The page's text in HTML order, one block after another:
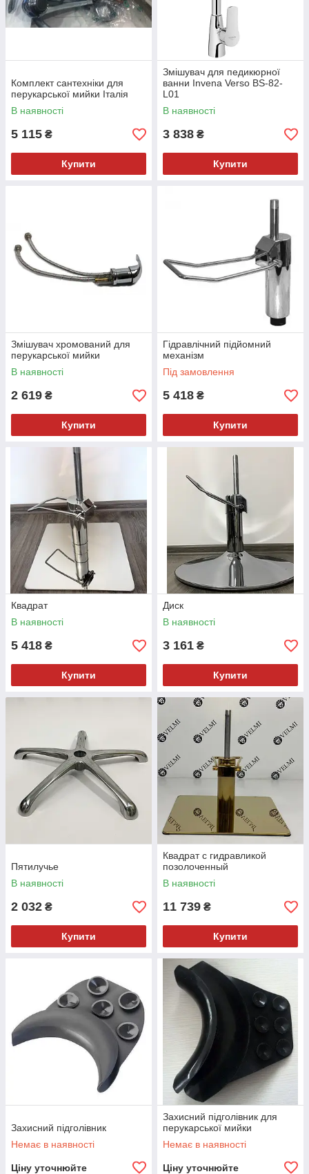
Комплект сантехніки для
перукарської мийки Італія
В наявності
5 115 ₴
Купити
Змішувач для педикюрної
ванни Invena Verso BS-82-
L01
В наявності
3 838 ₴
Купити
Змішувач хромований для
перукарської мийки
В наявності
2 619 ₴
Купити
Гідравлічний підйомний
механізм
Під замовлення
5 418 ₴
Купити
Квадрат
В наявності
5 418 ₴
Купити
Диск
В наявності
3 161 ₴
Купити
Пятилучье
В наявності
2 032 ₴
Купити
Квадрат с гидравликой
позолоченный
В наявності
11 739 ₴
Купити
Захисний підголівник
Немає в наявності
Ціну уточнюйте
Захисний підголівник для
перукарської мийки
Немає в наявності
Ціну уточнюйте